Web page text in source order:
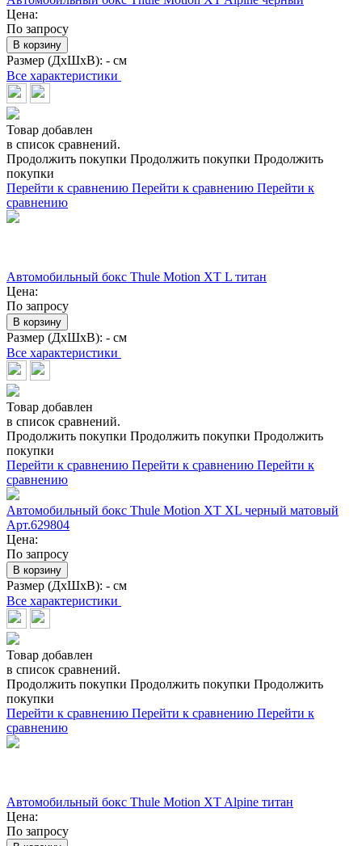
Цена:
По запросу
В корзину
Размер (ДхШхВ): - см
Все характеристики
Товар добавлен
в список сравнений.
Продолжить покупки Продолжить покупки Продолжить
покупки
Перейти к сравнению Перейти к сравнению Перейти к
сравнению
Автомобильный бокс Thule Motion XT L титан
Цена:
По запросу
В корзину
Размер (ДхШхВ): - см
Все характеристики
Товар добавлен
в список сравнений.
Продолжить покупки Продолжить покупки Продолжить
покупки
Перейти к сравнению Перейти к сравнению Перейти к
сравнению
Автомобильный бокс Thule Motion XT XL черный матовый
Арт.629804
Цена:
По запросу
В корзину
Размер (ДхШхВ): - см
Все характеристики
Товар добавлен
в список сравнений.
Продолжить покупки Продолжить покупки Продолжить
покупки
Перейти к сравнению Перейти к сравнению Перейти к
сравнению
Автомобильный бокс Thule Motion XT Alpine титан
Цена:
По запросу